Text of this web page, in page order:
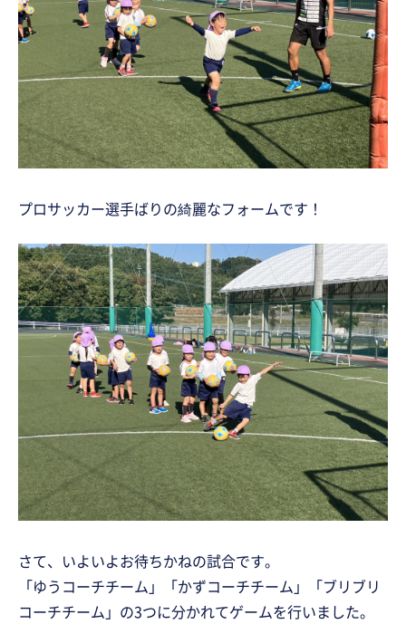
プロサッカー選手ばりの綺麗なフォームです！
さて、いよいよお待ちかねの試合です。
「ゆうコーチチーム」「かずコーチチーム」「ブリブリ
コーチチーム」の3つに分かれてゲームを行いました。